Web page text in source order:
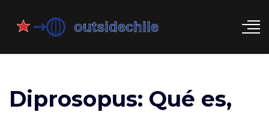
Diprosopus: Qué es,